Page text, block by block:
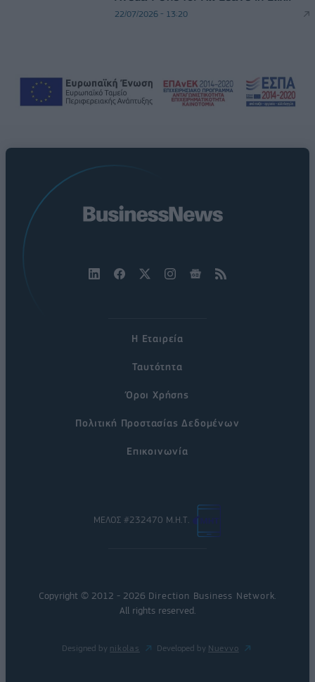
22/07/2026 - 13:20
Η Εταιρεία
Ταυτότητα
Όροι Χρήσης
Πολιτική Προστασίας Δεδομένων
Επικοινωνία
ΜΕΛΟΣ #232470 Μ.Η.Τ.
Copyright © 2012 - 2026 Direction Business Network
All rights reserved.
Designed by nikolas Developed by Nuevvo